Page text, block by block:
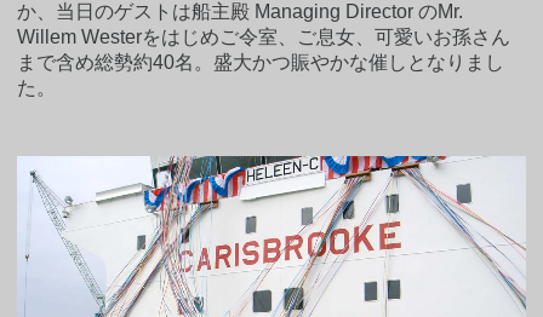
か、当日のゲストは船主殿 Managing Director のMr.
Willem Westerをはじめご令室、ご息女、可愛いお孫さん
まで含め総勢約40名。盛大かつ賑やかな催しとなりまし
た。